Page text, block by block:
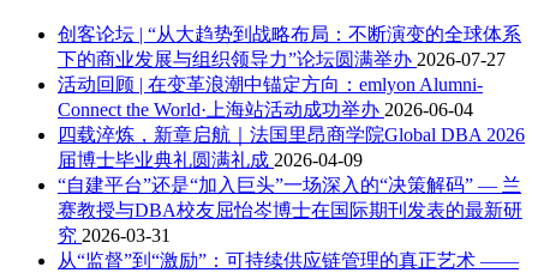
创客论坛 | “从大趋势到战略布局：不断演变的全球体系
下的商业发展与组织领导力”论坛圆满举办 2026-07-27
活动回顾 | 在变革浪潮中锚定方向：emlyon Alumni-
Connect the World·上海站活动成功举办 2026-06-04
四载淬炼，新章启航｜法国里昂商学院Global DBA 2026
届博士毕业典礼圆满礼成 2026-04-09
“自建平台”还是“加入巨头”一场深入的“决策解码” — 兰
赛教授与DBA校友屈怡岑博士在国际期刊发表的最新研
究 2026-03-31
从“监督”到“激励”：可持续供应链管理的真正艺术 ——